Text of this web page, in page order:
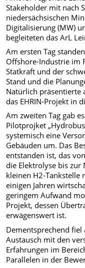
Stakeholder mit nach
niedersächsischen
Digitalisierung (MW)
begleiteten das ArL
Am ersten Tag
Offshore-Industrie im
Statkraft und der
Stand und die
Natürlich präsentierte
das EHRIN-Projekt in
Am zweiten Tag gab
Pilotprojket
systemisch eine
Gebäuden um. Das
entstanden ist, das
die Elektrolyse bis zur
kleinen H2-Tankstelle
einigen Jahren
geringem Aufwand
Projekt, dessen
erwägenswert ist.
Dementsprechend fiel
Austausch mit den
Erfahrungen im
Parallelen in der